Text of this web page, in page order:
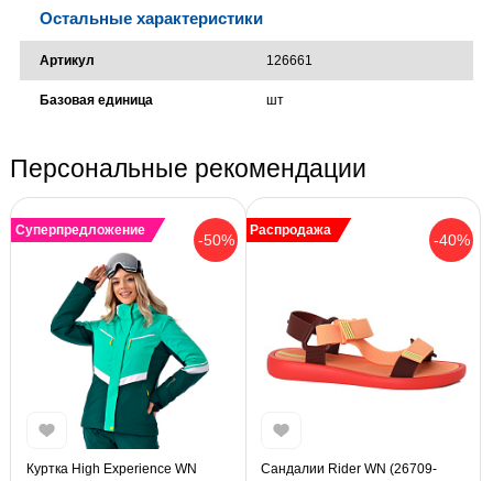
Остальные характеристики
Артикул 126661
Базовая единица шт
Персональные рекомендации
-50%
Суперпредложение
Куртка High Experience WN
-40%
Распродажа
Сандалии Rider WN (26709-